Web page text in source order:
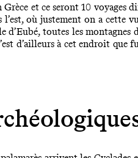
et ce seront 10 voyages
où justement on a cette
toutes les montagnes
d’ailleurs à cet endroit que